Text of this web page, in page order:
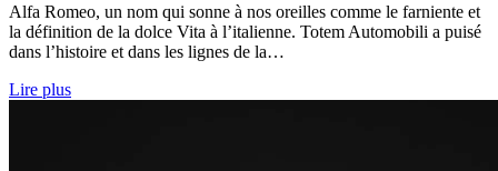
Alfa Romeo, un nom qui sonne à nos oreilles comme le farniente et
la définition de la dolce Vita à l’italienne. Totem Automobili a puisé
dans l’histoire et dans les lignes de la…
Lire plus